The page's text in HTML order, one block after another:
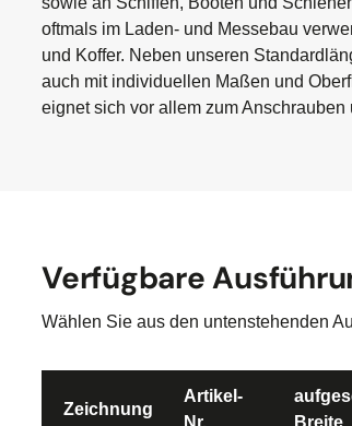
oftmals im Laden- und Messebau
und Koffer. Neben unseren
auch mit individuellen Maßen und
eignet sich vor allem zum Anschrauben
Verfügbare
Wählen Sie aus den untenstehenden
Zeichnung
Artikel-
Nr.
Breite